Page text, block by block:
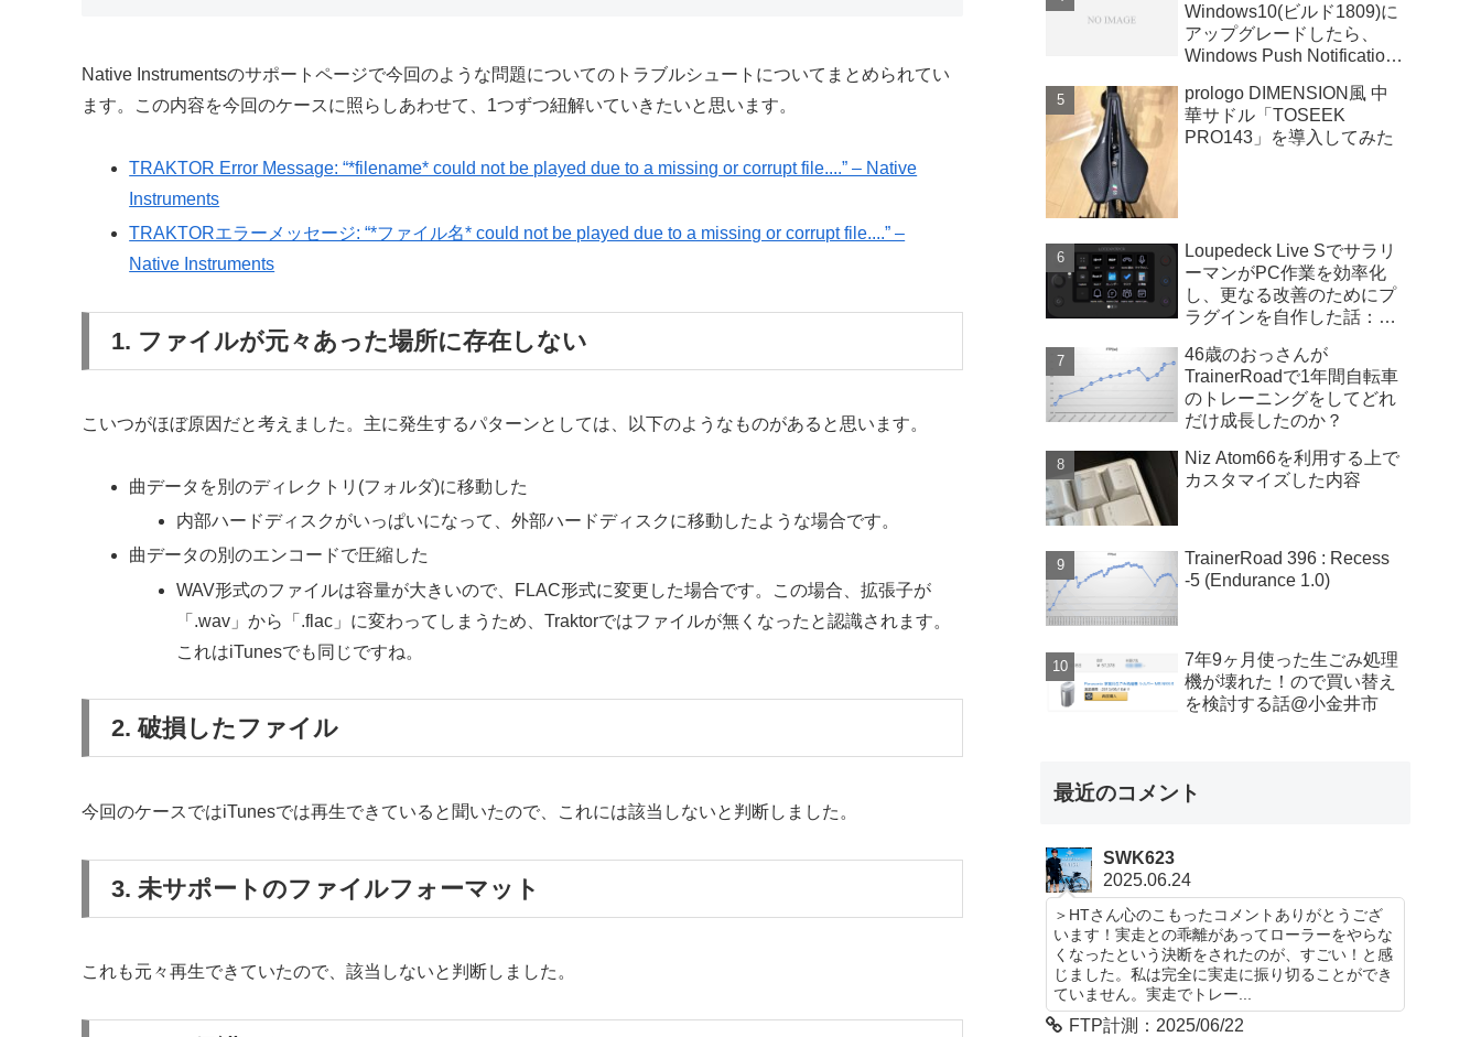
Native Instrumentsのサポートページで今回のような問題についてのトラブルシュートについてまとめられてい
ます。この内容を今回のケースに照らしあわせて、1つずつ紐解いていきたいと思います。
TRAKTOR Error Message: “*filename* could not be played due to a missing or corrupt file....” – Native
Instruments
TRAKTORエラーメッセージ: “*ファイル名* could not be played due to a missing or corrupt file....” –
Native Instruments
1. ファイルが元々あった場所に存在しない
こいつがほぼ原因だと考えました。主に発生するパターンとしては、以下のようなものがあると思います。
曲データを別のディレクトリ(フォルダ)に移動した
内部ハードディスクがいっぱいになって、外部ハードディスクに移動したような場合です。
曲データの別のエンコードで圧縮した
WAV形式のファイルは容量が大きいので、FLAC形式に変更した場合です。この場合、拡張子が
「.wav」から「.flac」に変わってしまうため、Traktorではファイルが無くなったと認識されます。
これはiTunesでも同じですね。
2. 破損したファイル
今回のケースではiTunesでは再生できていると聞いたので、これには該当しないと判断しました。
3. 未サポートのファイルフォーマット
これも元々再生できていたので、該当しないと判断しました。
Windows10(ビルド1809)に
アップグレードしたら、
Windows Push Notifications
prologo DIMENSION風 中
華サドル「TOSEEK
PRO143」を導入してみた
Loupedeck Live Sでサラリ
ーマンがPC作業を効率化
し、更なる改善のためにプ
ラグインを自作した話：
46歳のおっさんが
TrainerRoadで1年間自転車
のトレーニングをしてどれ
だけ成長したのか？
Niz Atom66を利用する上で
カスタマイズした内容
TrainerRoad 396 : Recess
-5 (Endurance 1.0)
7年9ヶ月使った生ごみ処理
機が壊れた！ので買い替え
を検討する話@小金井市
最近のコメント
SWK623
2025.06.24
＞HTさん心のこもったコメントありがとうござ
います！実走との乖離があってローラーをやらな
くなったという決断をされたのが、すごい！と感
じました。私は完全に実走に振り切ることができ
ていません。実走でトレー...
FTP計測：2025/06/22